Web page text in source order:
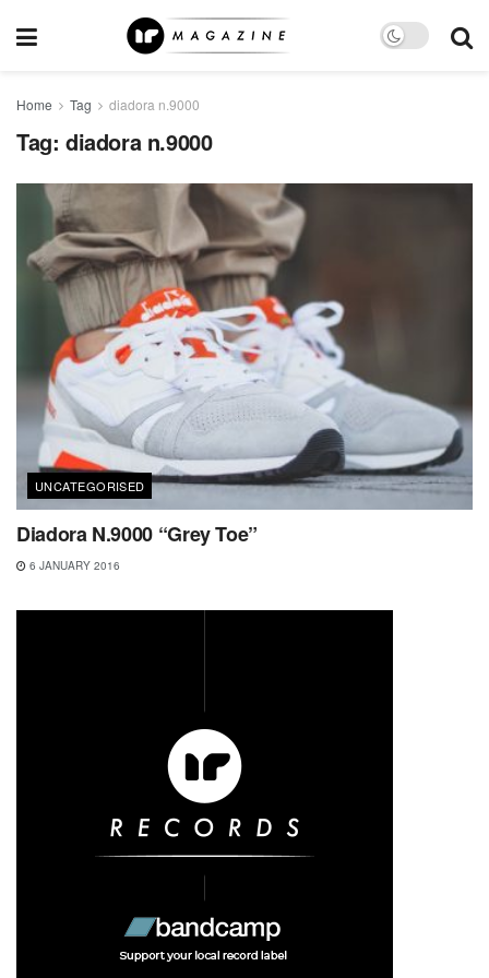
Home Tag diadora n.9000
Tag: diadora n.9000
UNCATEGORISED
Diadora N.9000 “Grey Toe”
6 JANUARY 2016